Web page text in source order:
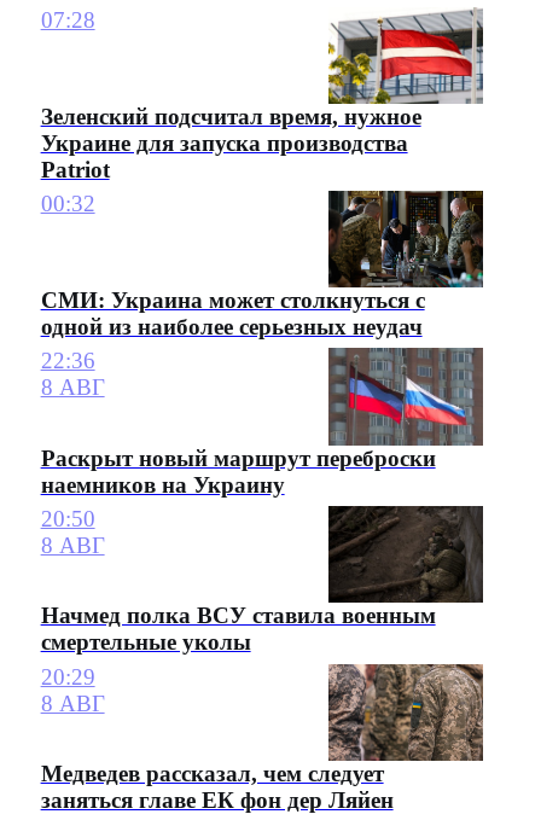
07:28
Зеленский подсчитал время, нужное
Украине для запуска производства
Patriot
00:32
СМИ: Украина может столкнуться с
одной из наиболее серьезных неудач
22:36
8 АВГ
Раскрыт новый маршрут переброски
наемников на Украину
20:50
8 АВГ
Начмед полка ВСУ ставила военным
смертельные уколы
20:29
8 АВГ
Медведев рассказал, чем следует
заняться главе ЕК фон дер Ляйен